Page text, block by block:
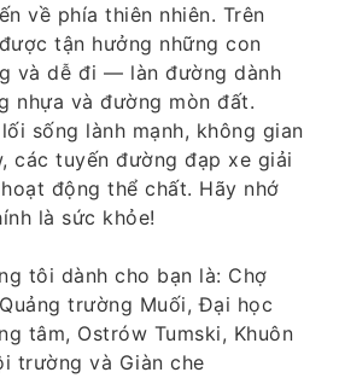
về phía thiên nhiên. Trên
tận hưởng những con
và dễ đi — làn đường dành
nhựa và đường mòn đất.
sống lành mạnh, không gian
các tuyến đường đạp xe giải
động thể chất. Hãy nhớ
là sức khỏe!
tôi dành cho bạn là: Chợ
trường Muối, Đại học
tâm, Ostrów Tumski, Khuôn
trường và Giàn che